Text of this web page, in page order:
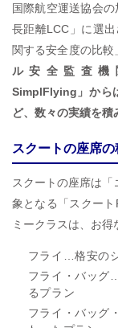
国際航空運送協会
長距離LCC」に選
関する安全度の比較
ル安全監査機
SimplFlying」から
ど、数々の実績を積
スクートの座席の
スクートの座席は
象となる「スクー
ミークラスは、お得
フライ…格安の
フライ・バッグ
るプラン
フライ・バッグ